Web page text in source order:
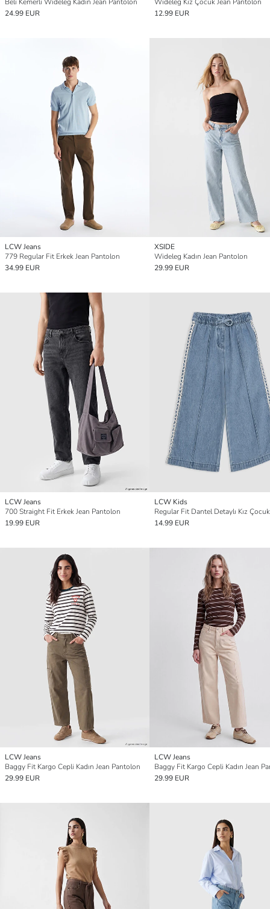
24.99 EUR
12.99 EUR
LCW Jeans
779 Regular Fit Erkek Jean Pantolon
34.99 EUR
XSIDE
Wideleg Kadın Jean Pantolon
29.99 EUR
LCW Jeans
700 Straight Fit Erkek Jean Pantolon
19.99 EUR
LCW Kids
14.99 EUR
LCW Jeans
Baggy Fit Kargo Cepli Kadın Jean Pantolon
29.99 EUR
LCW Jeans
Baggy Fit Kargo Cepli Kadın Jean
29.99 EUR